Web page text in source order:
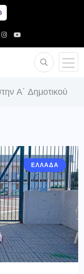
Α΄ Δημοτικού
ΕΛΛΑΔΑ